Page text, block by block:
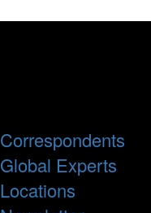
Correspondents
Global Experts
Locations